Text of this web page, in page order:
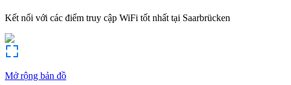
Kết nối với các điểm truy cập WiFi tốt nhất tại Saarbrücken
Mở rộng bản đồ